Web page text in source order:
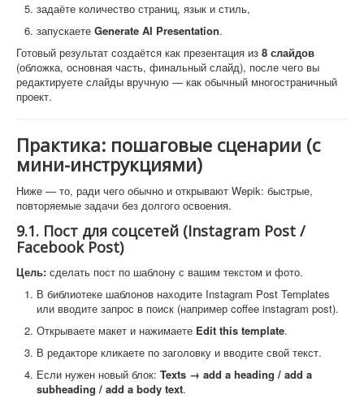
задаёте количество страниц, язык и стиль,
запускаете Generate AI Presentation.
Готовый результат создаётся как презентация из 8 слайдов
(обложка, основная часть, финальный слайд), после чего вы
редактируете слайды вручную — как обычный многостраничный
проект.
Практика: пошаговые сценарии (с
мини-инструкциями)
Ниже — то, ради чего обычно и открывают Wepik: быстрые,
повторяемые задачи без долгого освоения.
9.1. Пост для соцсетей (Instagram Post /
Facebook Post)
Цель: сделать пост по шаблону с вашим текстом и фото.
В библиотеке шаблонов находите Instagram Post Templates
или вводите запрос в поиск (например coffee instagram post).
Открываете макет и нажимаете Edit this template.
В редакторе кликаете по заголовку и вводите свой текст.
Если нужен новый блок: Texts → add a heading / add a
subheading / add a body text.